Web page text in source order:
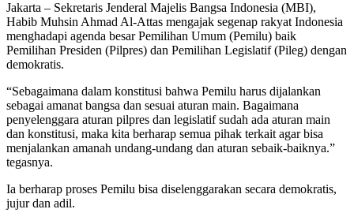
Jakarta – Sekretaris Jenderal Majelis Bangsa Indonesia (MBI),
Habib Muhsin Ahmad Al-Attas mengajak segenap rakyat Indonesia
menghadapi agenda besar Pemilihan Umum (Pemilu) baik
Pemilihan Presiden (Pilpres) dan Pemilihan Legislatif (Pileg) dengan
demokratis.
“Sebagaimana dalam konstitusi bahwa Pemilu harus dijalankan
sebagai amanat bangsa dan sesuai aturan main. Bagaimana
penyelenggara aturan pilpres dan legislatif sudah ada aturan main
dan konstitusi, maka kita berharap semua pihak terkait agar bisa
menjalankan amanah undang-undang dan aturan sebaik-baiknya.”
tegasnya.
Ia berharap proses Pemilu bisa diselenggarakan secara demokratis,
jujur dan adil.